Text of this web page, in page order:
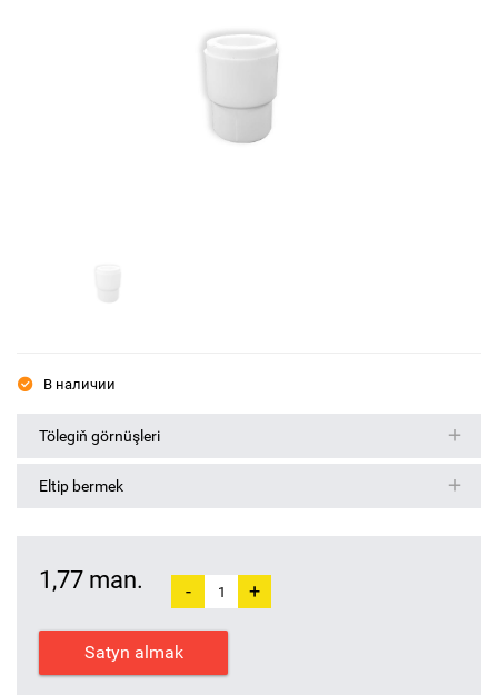
В наличии
Tölegiň görnüşleri
Eltip bermek
1,77 man. - +
Satyn almak